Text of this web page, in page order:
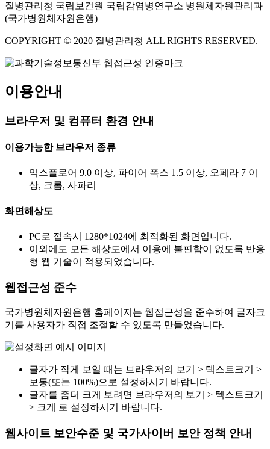
질병관리청 국립보건원 국립감염병연구소 병원체자원관리과
(국가병원체자원은행)
COPYRIGHT © 2020 질병관리청 ALL RIGHTS RESERVED.
이용안내
브라우저 및 컴퓨터 환경 안내
이용가능한 브라우저 종류
익스플로어 9.0 이상, 파이어 폭스 1.5 이상, 오페라 7 이
상, 크롬, 사파리
화면해상도
PC로 접속시 1280*1024에 최적화된 화면입니다.
이외에도 모든 해상도에서 이용에 불편함이 없도록 반응
형 웹 기술이 적용되었습니다.
웹접근성 준수
국가병원체자원은행 홈페이지는 웹접근성을 준수하여 글자크
기를 사용자가 직접 조절할 수 있도록 만들었습니다.
글자가 작게 보일 때는 브라우저의 보기 > 텍스트크기 >
보통(또는 100%)으로 설정하시기 바랍니다.
글자를 좀더 크게 보려면 브라우저의 보기 > 텍스트크기
> 크게 로 설정하시기 바랍니다.
웹사이트 보안수준 및 국가사이버 보안 정책 안내